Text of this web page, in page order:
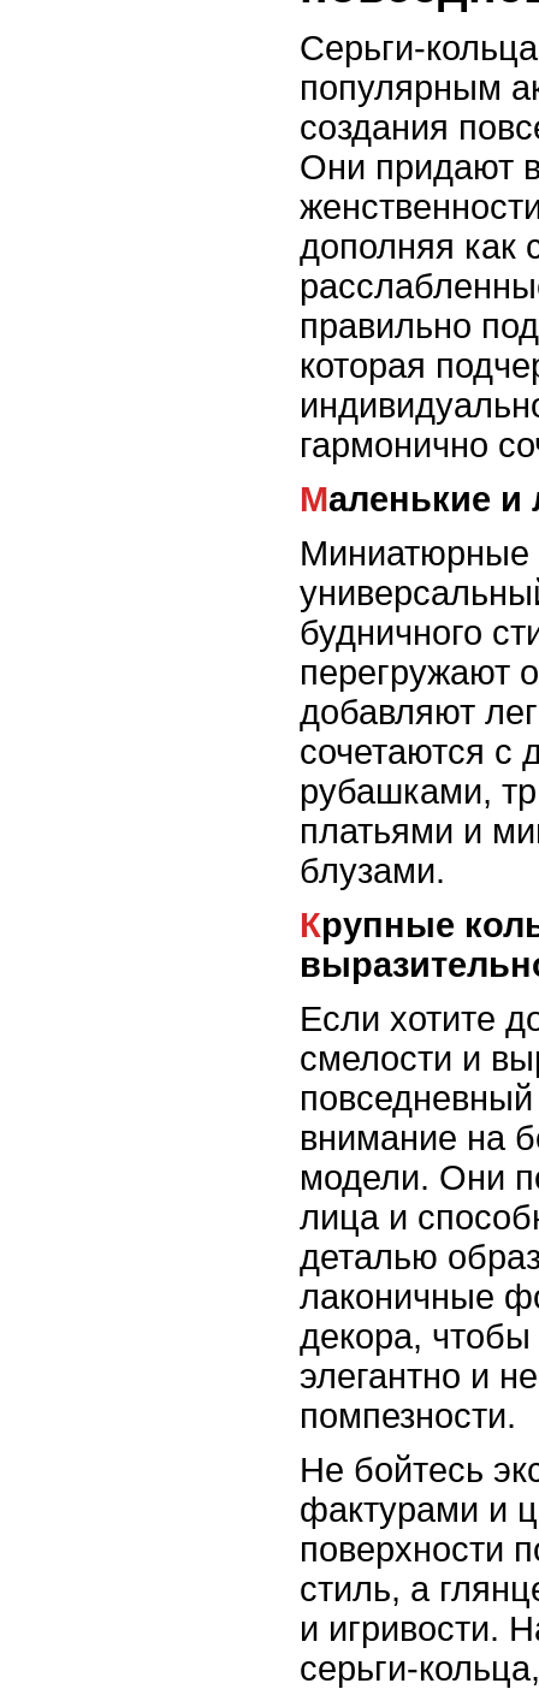
Серьги-
популярным
создания
Они придают
дополняя как
правильно
которая
гармонично
Маленькие
Миниатюрные
будничного
перегружают
добавляют
сочетаются с
рубашками,
платьями и
блузами.
Крупные кольца для
Если хотите
смелости и
внимание на
модели. Они
лица и
деталью
лаконичные
декора,
элегантно и
помпезности.
Не бойтесь
фактурами и
поверхности
стиль, а
и игривости.
серьги-